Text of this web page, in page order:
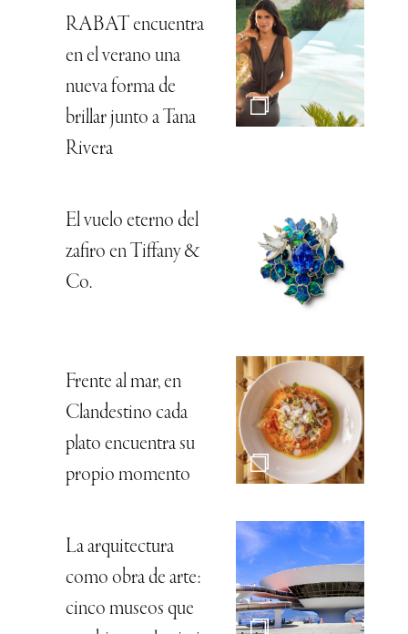
RABAT encuentra
en el verano una
nueva forma de
brillar junto a Tana
Rivera
El vuelo eterno del
zafiro en Tiffany &
Co.
Frente al mar, en
Clandestino cada
plato encuentra su
propio momento
La arquitectura
como obra de arte:
cinco museos que